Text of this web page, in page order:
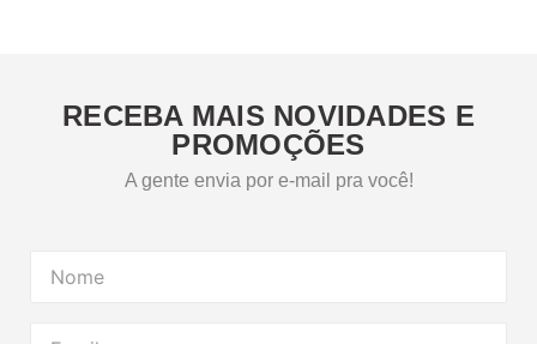
RECEBA MAIS NOVIDADES E
PROMOÇÕES
A gente envia por e-mail pra você!